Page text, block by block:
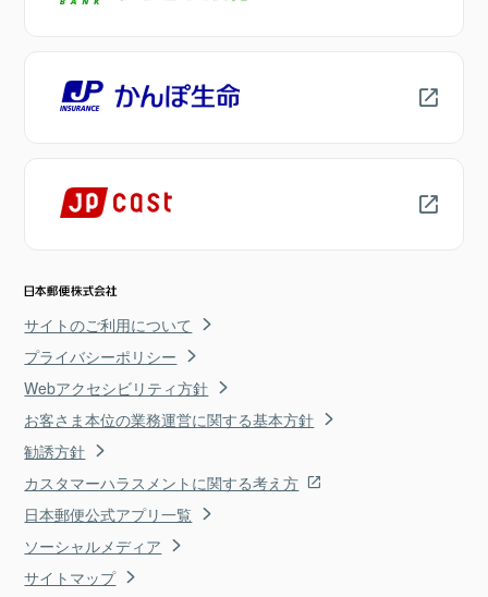
サイトのご利用について
プライバシーポリシー
Webアクセシビリティ方針
お客さま本位の業務運営に関する基本方針
勧誘方針
カスタマーハラスメントに関する考え方
日本郵便公式アプリ一覧
ソーシャルメディア
サイトマップ